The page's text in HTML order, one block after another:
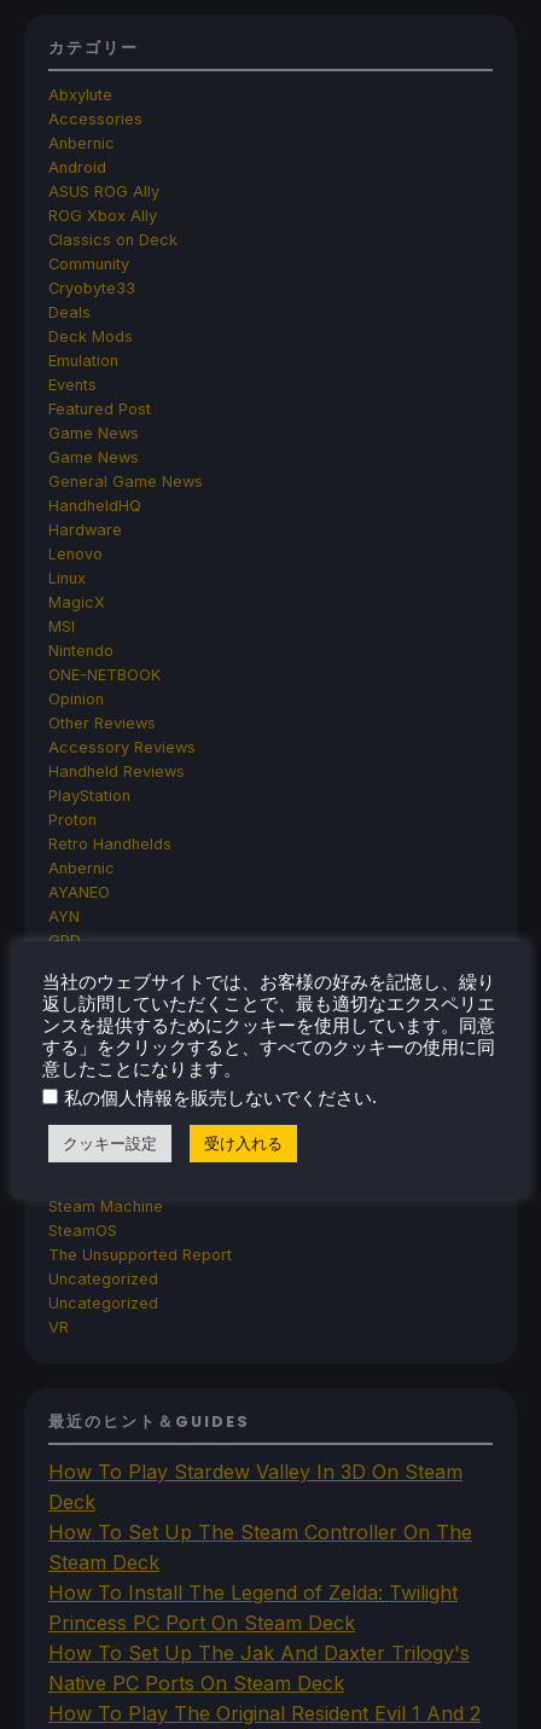
カテゴリー
Abxylute
Accessories
Anbernic
Android
ASUS ROG Ally
ROG Xbox Ally
Classics on Deck
Community
Cryobyte33
Deals
Deck Mods
Emulation
Events
Featured Post
Game News
Game News
General Game News
HandheldHQ
Hardware
Lenovo
Linux
MagicX
MSI
Nintendo
ONE-NETBOOK
Opinion
Other Reviews
Accessory Reviews
Handheld Reviews
PlayStation
Proton
Retro Handhelds
Anbernic
AYANEO
AYN
GPD
MANGMI
Miyoo
Retroid
Rumors
TrimUI
SDHQ
Steam
Steam Machine
SteamOS
The Unsupported Report
Uncategorized
Uncategorized
VR
最近のヒント＆GUIDES
How To Play Stardew Valley In 3D On Steam
Deck
How To Set Up The Steam Controller On The
Steam Deck
How To Install The Legend of Zelda: Twilight
Princess PC Port On Steam Deck
How To Set Up The Jak And Daxter Trilogy's
Native PC Ports On Steam Deck
How To Play The Original Resident Evil 1 And 2
当社のウェブサイトでは、お客様の好みを記憶し、繰り
返し訪問していただくことで、最も適切なエクスペリエ
ンスを提供するためにクッキーを使用しています。同意
する」をクリックすると、すべてのクッキーの使用に同
意したことになります。
私の個人情報を販売しないでください.
クッキー設定 受け入れる